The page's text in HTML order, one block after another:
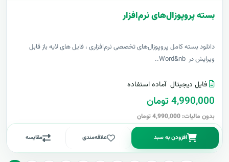
بسته پروپوزال‌های نرم‌افزار
دانلود بسته کامل پروپوزال‌های تخصصی نرم‌افزاری ، فایل های لایه باز قابل
ویرایش در Word&nb..
فایل دیجیتال آماده استفاده
4,990,000 تومان
بدون مالیات: 4,990,000 تومان
افزودن به سبد علاقه‌مندی مقایسه